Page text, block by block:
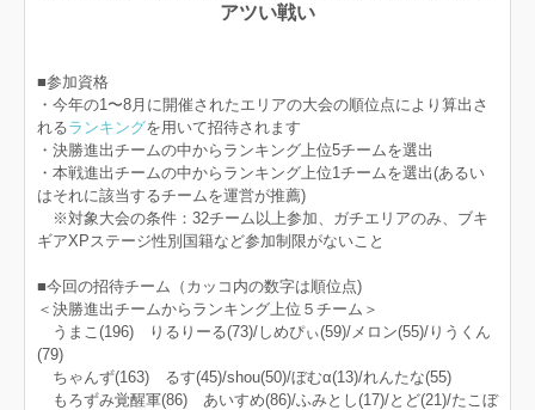
アツい戦い
■参加資格
・今年の1〜8月に開催されたエリアの大会の順位点により算出さ
れるランキングを用いて招待されます
・決勝進出チームの中からランキング上位5チームを選出
・本戦進出チームの中からランキング上位1チームを選出(あるい
はそれに該当するチームを運営が推薦)
※対象大会の条件：32チーム以上参加、ガチエリアのみ、ブキ
ギアXPステージ性別国籍など参加制限がないこと
■今回の招待チーム（カッコ内の数字は順位点)
＜決勝進出チームからランキング上位５チーム＞
うまこ(196) りるりーる(73)/しめぴぃ(59)/メロン(55)/りうくん
(79)
ちゃんず(163) るす(45)/shou(50)/ぼむα(13)/れんたな(55)
もろずみ覚醒軍(86) あいすめ(86)/ふみとし(17)/とど(21)/たこぼ